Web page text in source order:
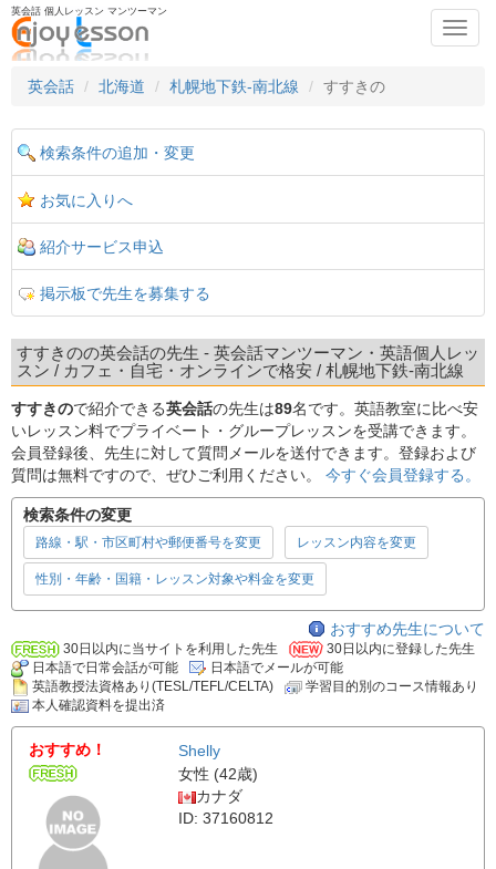
英会話 個人レッスン マンツーマン
英会話
北海道 札幌地下鉄-南北線 すすきの
検索条件の追加・変更
お気に入りへ
紹介サービス申込
掲示板で先生を募集する
すすきのの英会話の先生 - 英会話マンツーマン・英語個人レッ
スン / カフェ・自宅・オンラインで格安 / 札幌地下鉄-南北線
すすきので紹介できる英会話の先生は89名です。英語教室に比べ安
いレッスン料でプライベート・グループレッスンを受講できます。
会員登録後、先生に対して質問メールを送付できます。登録および
質問は無料ですので、ぜひご利用ください。 今すぐ会員登録する。
検索条件の変更
路線・駅・市区町村や郵便番号を変更 レッスン内容を変更
性別・年齢・国籍・レッスン対象や料金を変更
おすすめ先生について
30日以内に当サイトを利用した先生
30日以内に登録した先生
日本語で日常会話が可能
日本語でメールが可能
英語教授法資格あり(TESL/TEFL/CELTA)
学習目的別のコース情報あり
本人確認資料を提出済
おすすめ！
Shelly
女性 (42歳)
カナダ
ID: 37160812